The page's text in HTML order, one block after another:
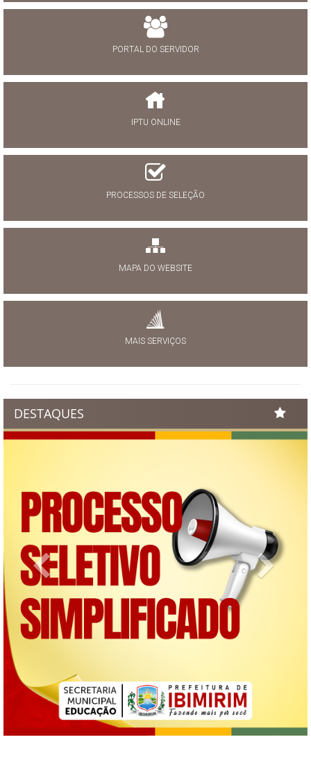
PORTAL DO SERVIDOR
IPTU ONLINE
PROCESSOS DE SELEÇÃO
MAPA DO WEBSITE
MAIS SERVIÇOS
DESTAQUES
Previous Next